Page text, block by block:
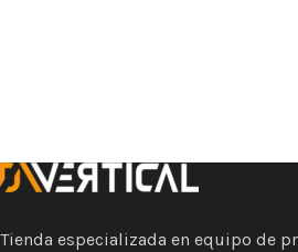
Tienda especializada en equipo de